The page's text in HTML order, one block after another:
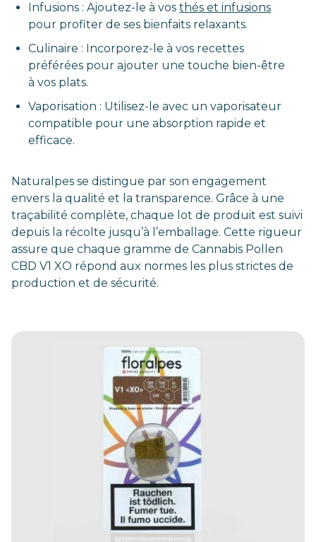
Infusions : Ajoutez-le à vos thés et infusions
pour profiter de ses bienfaits relaxants.
Culinaire : Incorporez-le à vos recettes
préférées pour ajouter une touche bien-être
à vos plats.
Vaporisation : Utilisez-le avec un vaporisateur
compatible pour une absorption rapide et
efficace.
Naturalpes se distingue par son engagement
envers la qualité et la transparence. Grâce à une
traçabilité complète, chaque lot de produit est suivi
depuis la récolte jusqu’à l’emballage. Cette rigueur
assure que chaque gramme de Cannabis Pollen
CBD V1 XO répond aux normes les plus strictes de
production et de sécurité.